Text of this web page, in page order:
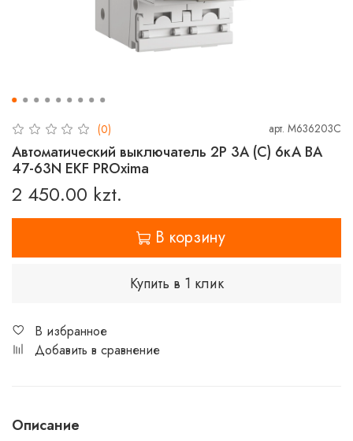
(0) арт. M636203C
Автоматический выключатель 2P 3А (C) 6кА ВА
47-63N EKF PROxima
2 450.00 kzt.
В корзину
Купить в 1 клик
В избранное
Добавить в сравнение
Описание